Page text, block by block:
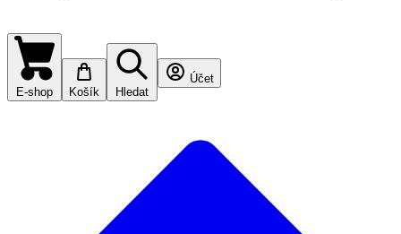
E-shop Košík Hledat
Účet